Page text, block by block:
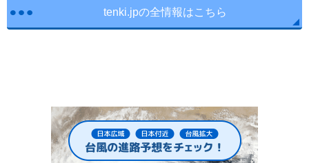
tenki.jpの全情報はこちら